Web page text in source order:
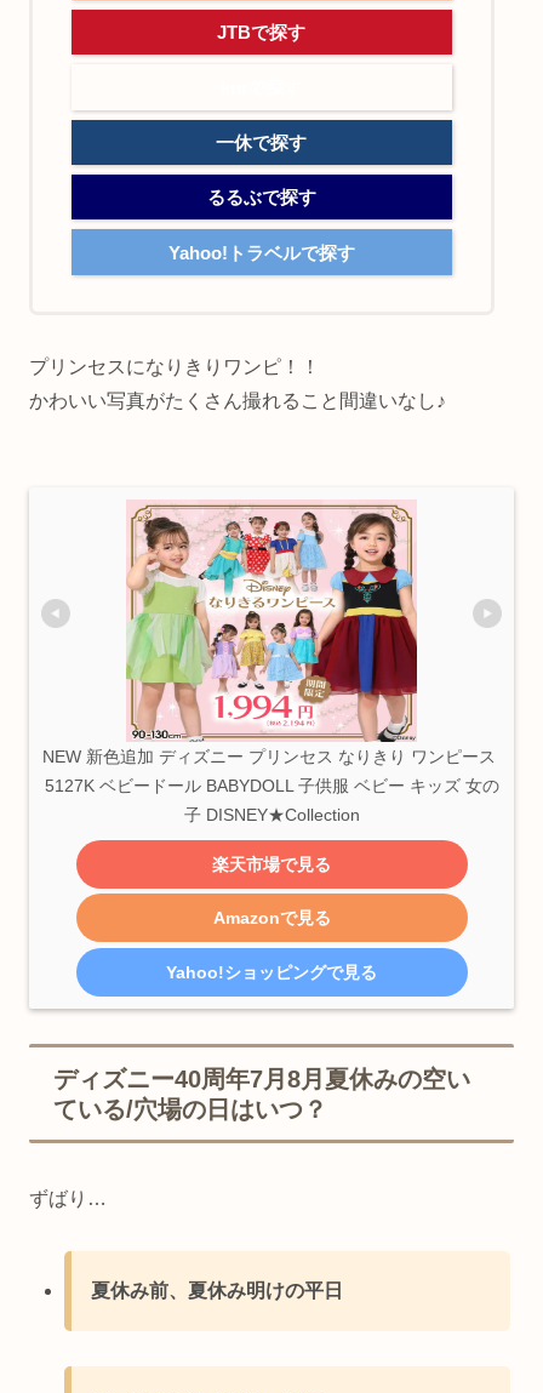
JTBで探す
一休で探す
るるぶで探す
Yahoo!トラベルで探す
プリンセスになりきりワンピ！！
かわいい写真がたくさん撮れること間違いなし♪
NEW 新色追加 ディズニー プリンセス なりきり ワンピース
5127K ベビードール BABYDOLL 子供服 ベビー キッズ 女の
子 DISNEY★Collection
楽天市場で見る
Amazonで見る
Yahoo!ショッピングで見る
ディズニー40周年7月8月夏休みの空い
ている/穴場の日はいつ？
ずばり…
夏休み前、夏休み明けの平日